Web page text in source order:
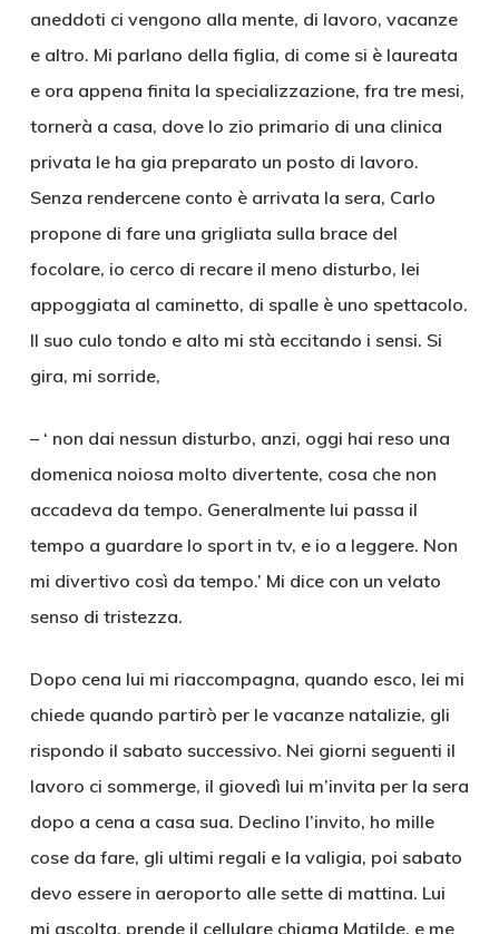
aneddoti ci vengono alla mente, di lavoro, vacanze
e altro. Mi parlano della figlia, di come si è laureata
e ora appena finita la specializzazione, fra tre mesi,
tornerà a casa, dove lo zio primario di una clinica
privata le ha gia preparato un posto di lavoro.
Senza rendercene conto è arrivata la sera, Carlo
propone di fare una grigliata sulla brace del
focolare, io cerco di recare il meno disturbo, lei
appoggiata al caminetto, di spalle è uno spettacolo.
Il suo culo tondo e alto mi stà eccitando i sensi. Si
gira, mi sorride,
– ‘ non dai nessun disturbo, anzi, oggi hai reso una
domenica noiosa molto divertente, cosa che non
accadeva da tempo. Generalmente lui passa il
tempo a guardare lo sport in tv, e io a leggere. Non
mi divertivo così da tempo.’ Mi dice con un velato
senso di tristezza.
Dopo cena lui mi riaccompagna, quando esco, lei mi
chiede quando partirò per le vacanze natalizie, gli
rispondo il sabato successivo. Nei giorni seguenti il
lavoro ci sommerge, il giovedì lui m’invita per la sera
dopo a cena a casa sua. Declino l’invito, ho mille
cose da fare, gli ultimi regali e la valigia, poi sabato
devo essere in aeroporto alle sette di mattina. Lui
mi ascolta, prende il cellulare chiama Matilde, e me